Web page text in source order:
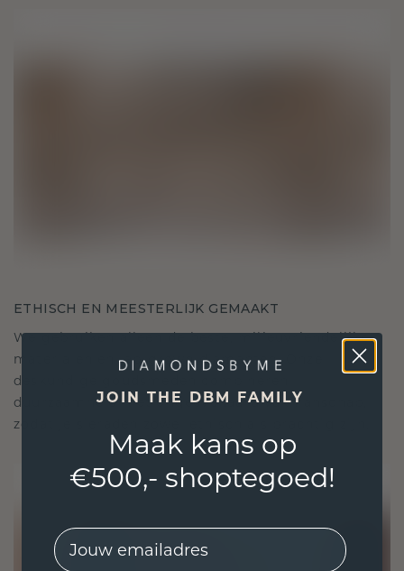
ETHISCH EN MEESTERLIJK GEMAAKT
We gebruiken alleen de beste, milieuvriendelijke
materialen en lab-grown diamanten. Onze
deskundige goudsmeden combineren
duurzaamheid met ongeëvenaard vakmanschap,
zodat je sieraden zowel ethisch als prachtig zijn.
JOIN THE DBM FAMILY
Maak kans op
€500,- shoptegoed!
EMail